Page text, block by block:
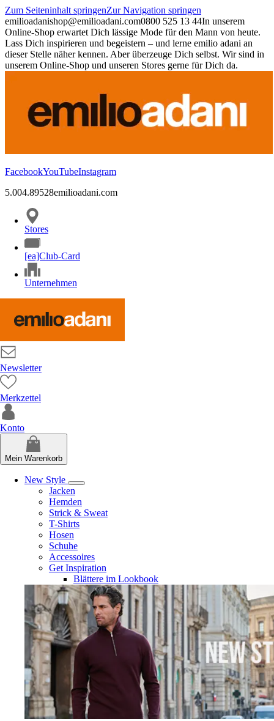
Zum Seiteninhalt springenZur Navigation springen
emilioadanishop@emilioadani.com0800 525 13 44In unserem
Online-Shop erwartet Dich lässige Mode für den Mann von heute.
Lass Dich inspirieren und begeistern – und lerne emilio adani an
dieser Stelle näher kennen. Aber überzeuge Dich selbst. Wir sind in
unserem Online-Shop und unseren Stores gerne für Dich da.
FacebookYouTubeInstagram
5.004.89528emilioadani.com
Stores
[ea]Club-Card
Unternehmen
Newsletter
Merkzettel
Konto
Mein Warenkorb
New Style
Jacken
Hemden
Strick & Sweat
T-Shirts
Hosen
Schuhe
Accessoires
Get Inspiration
Blättere im Lookbook